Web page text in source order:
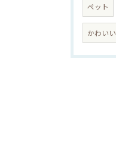
ペット
かわいい